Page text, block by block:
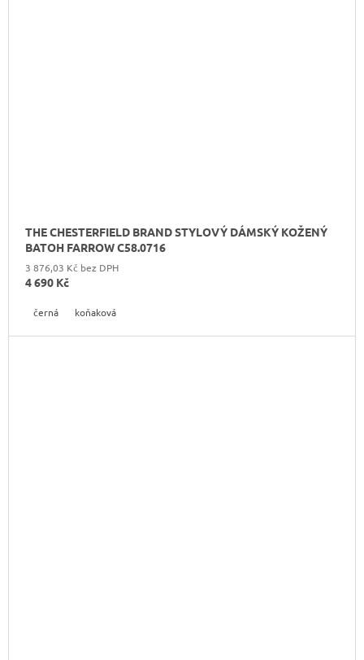
THE CHESTERFIELD BRAND STYLOVÝ DÁMSKÝ KOŽENÝ
BATOH FARROW C58.0716
3 876,03 Kč bez DPH
4 690 Kč
černá koňaková